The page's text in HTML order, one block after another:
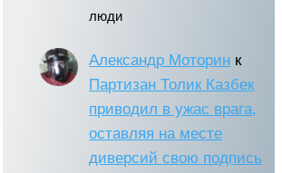
люди
Александр Моторин к
Партизан Толик Казбек
приводил в ужас врага,
оставляя на месте
диверсий свою подпись